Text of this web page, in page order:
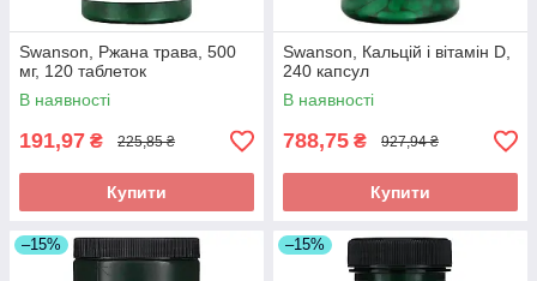
Swanson, Ржана трава, 500
мг, 120 таблеток
В наявності
191,97 ₴ 225,85 ₴
Купити
Swanson, Кальцій і вітамін D,
240 капсул
В наявності
788,75 ₴ 927,94 ₴
Купити
–15% –15%